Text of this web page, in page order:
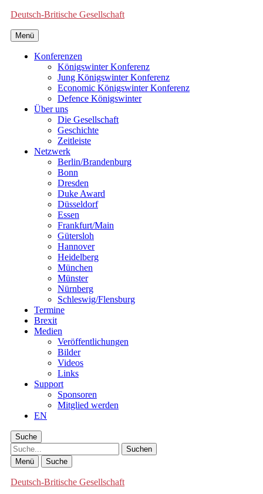
Deutsch-Britische Gesellschaft
Menü
Konferenzen
Königswinter Konferenz
Jung Königswinter Konferenz
Economic Königswinter Konferenz
Defence Königswinter
Über uns
Die Gesellschaft
Geschichte
Zeitleiste
Netzwerk
Berlin/Brandenburg
Bonn
Dresden
Duke Award
Düsseldorf
Essen
Frankfurt/Main
Gütersloh
Hannover
Heidelberg
München
Münster
Nürnberg
Schleswig/Flensburg
Termine
Brexit
Medien
Veröffentlichungen
Bilder
Videos
Links
Support
Sponsoren
Mitglied werden
EN
Suche
Suche
Menü Suche
Deutsch-Britische Gesellschaft